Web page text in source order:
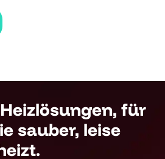
für
sauber, leise